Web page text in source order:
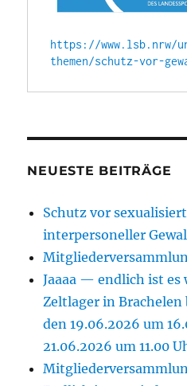
https://www.lsb.nrw/
themen/schutz-vor-
NEUESTE BEITRÄGE
Schutz vor
interpersoneller
Jaaaa — endlich ist es
Zeltlager in
den 19.06.2026 um
21.06.2026 um 11.00